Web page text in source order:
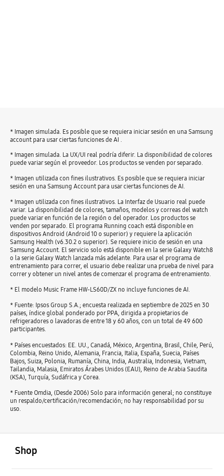
* Imagen simulada. Es posible que se requiera iniciar sesión en una Samsung
account para usar ciertas funciones de AI .
* Imagen simulada. La UX/UI real podría diferir. La disponibilidad de colores
puede variar según el proveedor. Los productos se venden por separado.
* Imagen utilizada con fines ilustrativos. Es posible que se requiera iniciar
sesión en una Samsung Account para usar ciertas funciones de AI.
* Imagen utilizada con fines ilustrativos. La Interfaz de Usuario real puede
variar. La disponibilidad de colores, tamaños, modelos y correas del watch
puede variar en función de la región o del operador. Los productos se
venden por separado. El programa Running coach está disponible en
dispositivos Android (Android 10 o superior) y requiere la aplicación
Samsung Health (v6.30.2 o superior). Se requiere inicio de sesión en una
Samsung Account. El servicio solo está disponible en la serie Galaxy Watch8
o la serie Galaxy Watch lanzada más adelante. Para usar el programa de
entrenamiento para correr, el usuario debe realizar una prueba de nivel para
correr y obtener un nivel antes de comenzar el programa de entrenamiento.
* El modelo Music Frame HW-LS60D/ZX no incluye funciones de AI.
* Fuente: Ipsos Group S.A.; encuesta realizada en septiembre de 2025 en 30
países, índice global ponderado por PPA, dirigida a propietarios de
refrigeradores o lavadoras de entre 18 y 60 años, con un total de 49 600
participantes.
* Países encuestados: EE. UU., Canadá, México, Argentina, Brasil, Chile, Perú,
Colombia, Reino Unido, Alemania, Francia, Italia, España, Suecia, Países
Bajos, Suiza, Polonia, Rumanía, China, India, Australia, Indonesia, Vietnam,
Tailandia, Malasia, Emiratos Árabes Unidos (EAU), Reino de Arabia Saudita
(KSA), Turquía, Sudáfrica y Corea.
* Fuente Omdia, (Desde 2006) Solo para información general; no constituye
un respaldo/certificación/recomendación; no hay responsabilidad por su
uso.
Shop